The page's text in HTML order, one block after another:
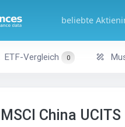
beliebte
ETF-Vergleich 0
China UCITS